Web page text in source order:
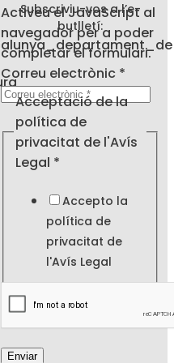
Subscriviu-vos a l’e-
butlletí:
Activeu el JavaScript al
navegador per a poder
completar el formulari.
Correu
política
Correu electrònic *
Acceptació de la
política de
privacitat de l'Avís
Legal *
Accepto la
política de
privacitat de
l'Avís Legal
Enviar